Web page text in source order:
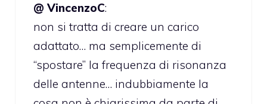
@ VincenzoC:
non si tratta di creare un carico
adattato… ma semplicemente di
“spostare” la frequenza di risonanza
delle antenne… indubbiamente la